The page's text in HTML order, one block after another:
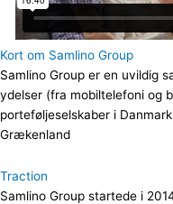
Kort om Samlino Group
Samlino Group er en uvildig
ydelser (fra mobiltelefoni og
porteføljeselskaber i
Grækenland
Traction
Samlino Group startede i